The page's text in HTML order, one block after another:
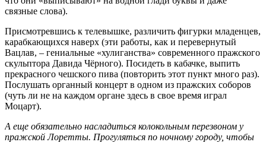
связные слова).
Присмотревшись к телевышке, различить фигурки младенцев,
карабкающихся наверх (эти работы, как и перевернутый
Вацлав, – гениальные «хулиганства» современного пражского
скульптора Давида Чёрного). Посидеть в кабачке, выпить
прекрасного чешского пива (повторить этот пункт много раз).
Послушать органный концерт в одном из пражских соборов
(чуть ли не на каждом органе здесь в свое время играл
Моцарт).
А еще обязательно насладиться колокольным перезвоном у
пражской Лоретты. Прогуляться по ночному городу, чтобы